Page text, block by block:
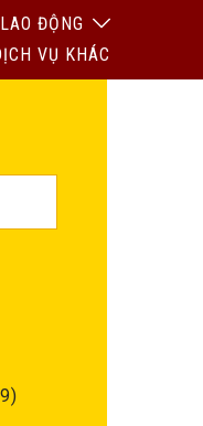
LAO ĐỘNG
VỤ KHÁC